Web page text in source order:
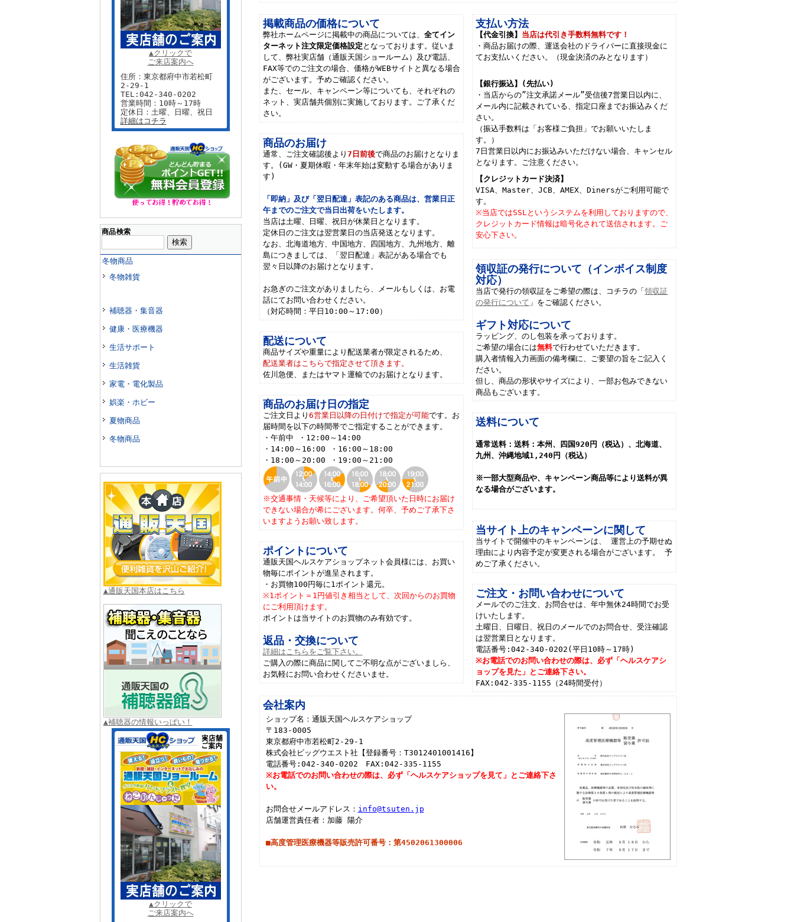
▲クリックで
ご来店案内へ
住所：東京都府中市若松町
2-29-1
TEL:042-340-0202
営業時間：10時～17時
定休日：土曜、日曜、祝日
詳細はコチラ
商品検索
冬物商品
冬物雑貨
補聴器・集音器
健康・医療機器
生活サポート
生活雑貨
家電・電化製品
娯楽・ホビー
夏物商品
冬物商品
▲通販天国本店はこちら
▲補聴器の情報いっぱい！
▲クリックで
ご来店案内へ
掲載商品の価格について
弊社ホームページに掲載中の商品については、 全てイン
ターネット注文限定価格設定 となっております。従いま
して、弊社実店舗（通販天国ショールーム）及び電話、
FAX等でのご注文の場合、価格がWEBサイトと異なる場合
がございます。予めご確認ください。
また、セール、キャンペーン等についても、それぞれの
ネット、実店舗共個別に実施しております。ご了承くだ
さい。
商品のお届け
通常、ご注文確認後より 7日前後で商品のお届けとなりま
す。(GW・夏期休暇・年末年始は変動する場合がありま
す)
「即納」及び「翌日配達」表記のある商品は、営業日正
午までのご注文で当日出荷をいたします。
当店は土曜、日曜、祝日が休業日となります。
定休日のご注文は翌営業日の当店発送となります。
なお、北海道地方、中国地方、四国地方、九州地方、離
島につきましては、「翌日配達」表記がある場合でも
翌々日以降のお届けとなります。
お急ぎのご注文がありましたら、メールもしくは、お電
話にてお問い合わせください。
（対応時間：平日10:00～17:00）
配送について
商品サイズや重量により配送業者が限定されるため、
配送業者はこちらで指定させて頂きます。
佐川急便、またはヤマト運輸でのお届けとなります。
商品のお届け日の指定
ご注文日より 6営業日以降の日付けで指定が可能です。お
届時間を以下の時間帯でご指定することができます。
・午前中 ・12:00～14:00
・14:00～16:00 ・16:00～18:00
・18:00～20:00 ・19:00～21:00
※交通事情・天候等により、ご希望頂いた日時にお届け
できない場合が希にございます。何卒、予めご了承下さ
いますようお願い致します。
ポイントについて
通販天国ヘルスケアショップネット会員様には、お買い
物毎にポイントが進呈されます。
・お買物100円毎に1ポイント還元。
※1ポイント＝1円値引き相当として、次回からのお買物
にご利用頂けます。
ポイントは当サイトのお買物のみ有効です。
返品・交換について
詳細はこちらをご覧下さい。
ご購入の際に商品に関してご不明な点がございましら、
お気軽にお問い合わせくださいませ。
支払い方法
【代金引換】 当店は代引き手数料無料です！
・商品お届けの際、運送会社のドライバーに直接現金に
てお支払いください。（現金決済のみとなります）
【銀行振込】(先払い)
・当店からの”注文承諾メール”受信後7営業日以内に、
メール内に記載されている、指定口座までお振込みくだ
さい。
（振込手数料は「お客様ご負担」でお願いいたしま
す。）
7日営業日以内にお振込みいただけない場合、キャンセル
となります。ご注意ください。
【クレジットカード決済】
VISA、Master、JCB、AMEX、Dinersがご利用可能で
す。
※当店ではSSLというシステムを利用しておりますので、
クレジットカード情報は暗号化されて送信されます。ご
安心下さい。
領収証の発行について（インボイス制度
対応）
当店で発行の領収証をご希望の際は、コチラの「領収証
の発行について 」をご確認ください。
ギフト対応について
ラッピング、のし包装を承っております。
ご希望の場合には無料で行わせていただきます。
購入者情報入力画面の備考欄に、ご要望の旨をご記入く
ださい。
但し、商品の形状やサイズにより、一部お包みできない
商品もございます。
送料について
通常送料：送料：本州、四国920円（税込）、北海道、
九州、沖縄地域1,240円（税込）
※一部大型商品や、キャンペーン商品等により送料が異
なる場合がございます。
当サイト上のキャンペーンに関して
当サイトで開催中のキャンペーンは、 運営上の予期せぬ
理由により内容予定が変更される場合がございます。 予
めご了承ください。
ご注文・お問い合わせについて
メールでのご注文、お問合せは、年中無休24時間でお受
けいたします。
土曜日、日曜日、祝日のメールでのお問合せ、受注確認
は翌営業日となります。
電話番号:042-340-0202(平日10時～17時)
※お電話でのお問い合わせの際は、必ず「ヘルスケアシ
ョップを見た」とご連絡下さい。
FAX:042-335-1155（24時間受付）
会社案内
ショップ名：通販天国ヘルスケアショップ
〒183-0005
東京都府中市若松町2-29-1
株式会社ビッグウエスト社【登録番号：T3012401001416】
電話番号:042-340-0202 FAX:042-335-1155
※お電話でのお問い合わせの際は、必ず「ヘルスケアショップを見て」とご連絡下さ
い。
お問合せメールアドレス： info@tsuten.jp
店舗運営責任者：加藤 陽介
■高度管理医療機器等販売許可番号：第4502061300006